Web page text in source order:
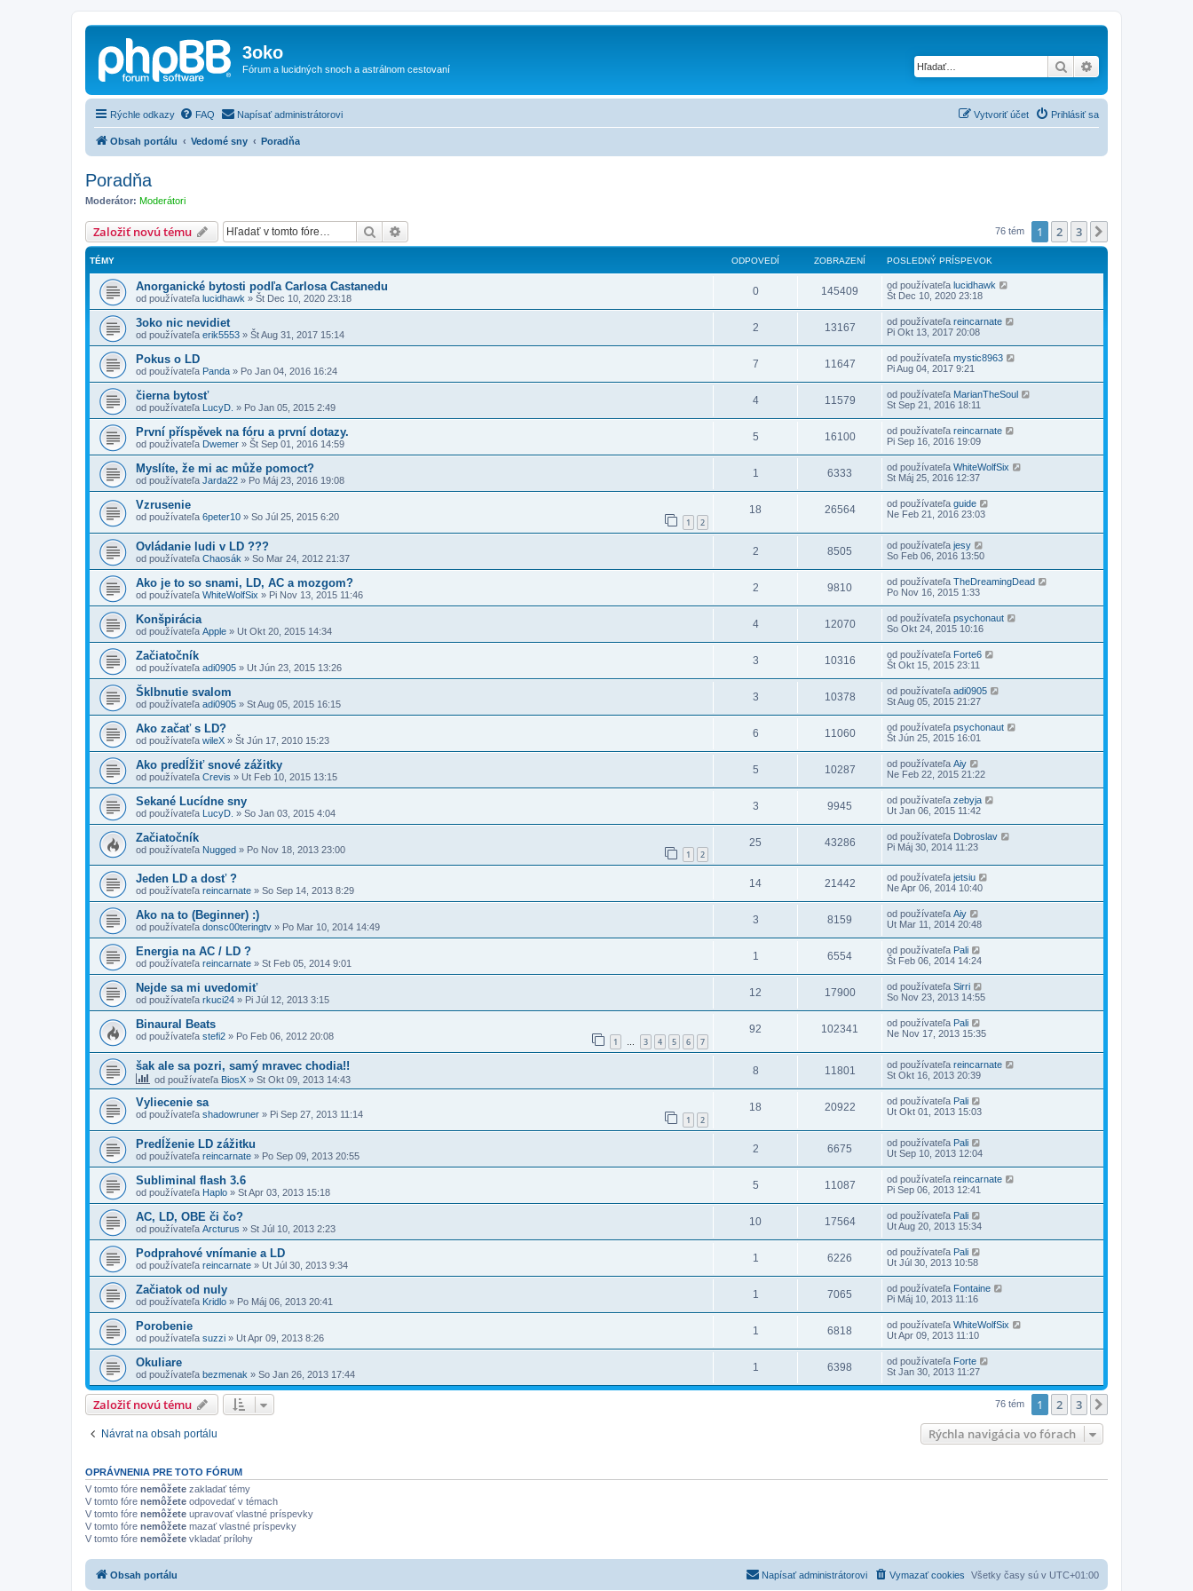
3oko
Fórum a lucidných snoch a astrálnom cestovaní Hľadať
Rýchle odkazy FAQ Napísať administrátorovi Prihlásiť sa
Vytvoriť účet
Obsah portálu Vedomé sny Poradňa
Poradňa
Moderátor: Moderátori
Založiť novú tému Hľadať 76 tém 1 2 3
TÉMY ODPOVEDÍ ZOBRAZENÍ POSLEDNÝ PRÍSPEVOK
Anorganické bytosti podľa Carlosa Castanedu
od používateľa lucidhawk » Št Dec 10, 2020 23:18
0 145409 od používateľa lucidhawk
Št Dec 10, 2020 23:18
3oko nic nevidiet
od používateľa erik5553 » Št Aug 31, 2017 15:14
2 13167 od používateľa reincarnate
Pi Okt 13, 2017 20:08
Pokus o LD
od používateľa Panda » Po Jan 04, 2016 16:24
7 11647 od používateľa mystic8963
Pi Aug 04, 2017 9:21
čierna bytosť
od používateľa LucyD. » Po Jan 05, 2015 2:49
4 11579 od používateľa MarianTheSoul
St Sep 21, 2016 18:11
První příspěvek na fóru a první dotazy.
od používateľa Dwemer » Št Sep 01, 2016 14:59
5 16100 od používateľa reincarnate
Pi Sep 16, 2016 19:09
Myslíte, že mi ac může pomoct?
od používateľa Jarda22 » Po Máj 23, 2016 19:08
1 6333 od používateľa WhiteWolfSix
St Máj 25, 2016 12:37
Vzrusenie
od používateľa 6peter10 » So Júl 25, 2015 6:20 1 2
18 26564 od používateľa guide
Ne Feb 21, 2016 23:03
Ovládanie ludi v LD ???
od používateľa Chaosák » So Mar 24, 2012 21:37
2 8505 od používateľa jesy
So Feb 06, 2016 13:50
Ako je to so snami, LD, AC a mozgom?
od používateľa WhiteWolfSix » Pi Nov 13, 2015 11:46
2 9810 od používateľa TheDreamingDead
Po Nov 16, 2015 1:33
Konšpirácia
od používateľa Apple » Ut Okt 20, 2015 14:34
4 12070 od používateľa psychonaut
So Okt 24, 2015 10:16
Začiatočník
od používateľa adi0905 » Ut Jún 23, 2015 13:26
3 10316 od používateľa Forte6
Št Okt 15, 2015 23:11
Šklbnutie svalom
od používateľa adi0905 » St Aug 05, 2015 16:15
3 10378 od používateľa adi0905
St Aug 05, 2015 21:27
Ako začať s LD?
od používateľa wileX » Št Jún 17, 2010 15:23
6 11060 od používateľa psychonaut
Št Jún 25, 2015 16:01
Ako predĺžiť snové zážitky
od používateľa Crevis » Ut Feb 10, 2015 13:15
5 10287 od používateľa Aiy
Ne Feb 22, 2015 21:22
Sekané Lucídne sny
od používateľa LucyD. » So Jan 03, 2015 4:04
3 9945 od používateľa zebyja
Ut Jan 06, 2015 11:42
Začiatočník
od používateľa Nugged » Po Nov 18, 2013 23:00 1 2
25 43286 od používateľa Dobroslav
Pi Máj 30, 2014 11:23
Jeden LD a dosť ?
od používateľa reincarnate » So Sep 14, 2013 8:29
14 21442 od používateľa jetsiu
Ne Apr 06, 2014 10:40
Ako na to (Beginner) :)
od používateľa donsc00teringtv » Po Mar 10, 2014 14:49
3 8159 od používateľa Aiy
Ut Mar 11, 2014 20:48
Energia na AC / LD ?
od používateľa reincarnate » St Feb 05, 2014 9:01
1 6554 od používateľa Pali
Št Feb 06, 2014 14:24
Nejde sa mi uvedomiť
od používateľa rkuci24 » Pi Júl 12, 2013 3:15
12 17900 od používateľa Sirri
So Nov 23, 2013 14:55
Binaural Beats
od používateľa stefi2 » Po Feb 06, 2012 20:08 1 … 3 4 5 6 7
92 102341 od používateľa Pali
Ne Nov 17, 2013 15:35
šak ale sa pozri, samý mravec chodia!!
od používateľa BiosX » St Okt 09, 2013 14:43
8 11801 od používateľa reincarnate
St Okt 16, 2013 20:39
Vyliecenie sa
od používateľa shadowruner » Pi Sep 27, 2013 11:14 1 2
18 20922 od používateľa Pali
Ut Okt 01, 2013 15:03
Predĺženie LD zážitku
od používateľa reincarnate » Po Sep 09, 2013 20:55
2 6675 od používateľa Pali
Ut Sep 10, 2013 12:04
Subliminal flash 3.6
od používateľa Haplo » St Apr 03, 2013 15:18
5 11087 od používateľa reincarnate
Pi Sep 06, 2013 12:41
AC, LD, OBE či čo?
od používateľa Arcturus » St Júl 10, 2013 2:23
10 17564 od používateľa Pali
Ut Aug 20, 2013 15:34
Podprahové vnímanie a LD
od používateľa reincarnate » Ut Júl 30, 2013 9:34
1 6226 od používateľa Pali
Ut Júl 30, 2013 10:58
Začiatok od nuly
od používateľa Kridlo » Po Máj 06, 2013 20:41
1 7065 od používateľa Fontaine
Pi Máj 10, 2013 11:16
Porobenie
od používateľa suzzi » Ut Apr 09, 2013 8:26
1 6818 od používateľa WhiteWolfSix
Ut Apr 09, 2013 11:10
Okuliare
od používateľa bezmenak » So Jan 26, 2013 17:44
1 6398 od používateľa Forte
St Jan 30, 2013 11:27
Založiť novú tému 76 tém 1 2 3
Návrat na obsah portálu Rýchla navigácia vo fórach
OPRÁVNENIA PRE TOTO FÓRUM
V tomto fóre nemôžete zakladať témy
V tomto fóre nemôžete odpovedať v témach
V tomto fóre nemôžete upravovať vlastné príspevky
V tomto fóre nemôžete mazať vlastné príspevky
V tomto fóre nemôžete vkladať prílohy
Obsah portálu Všetky časy sú v UTC+01:00
Vymazať cookies
Napísať administrátorovi